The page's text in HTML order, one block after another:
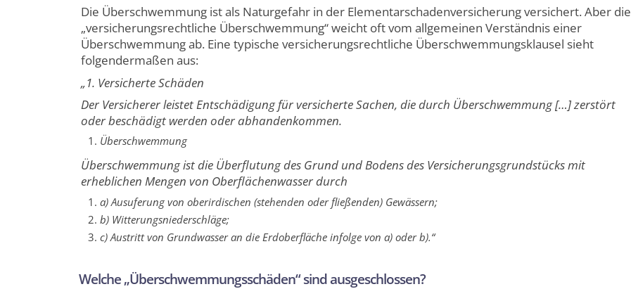
Die Überschwemmung ist als Naturgefahr in der Elementarschadenversicherung versichert. Aber die
„versicherungsrechtliche Überschwemmung“ weicht oft vom allgemeinen Verständnis einer
Überschwemmung ab. Eine typische versicherungsrechtliche Überschwemmungsklausel sieht
folgendermaßen aus:
„1. Versicherte Schäden
Der Versicherer leistet Entschädigung für versicherte Sachen, die durch Überschwemmung […] zerstört
oder beschädigt werden oder abhandenkommen.
Überschwemmung
Überschwemmung ist die Überflutung des Grund und Bodens des Versicherungsgrundstücks mit
erheblichen Mengen von Oberflächenwasser durch
a) Ausuferung von oberirdischen (stehenden oder fließenden) Gewässern;
b) Witterungsniederschläge;
c) Austritt von Grundwasser an die Erdoberfläche infolge von a) oder b).“
Welche „Überschwemmungsschäden“ sind ausgeschlossen?